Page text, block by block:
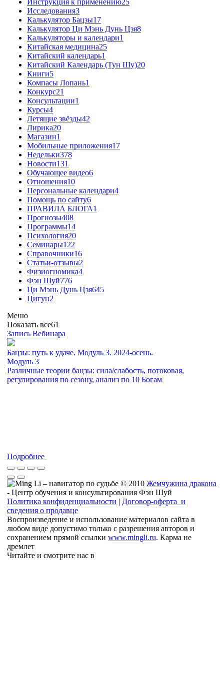
Инструкция к применению25
Исследования3
Калькулятор Бацзы17
Калькулятор Ци Мэнь Дунь Цзя8
Калькуляторы и календари1
Китайская медицина25
Китайский календарь1
Китайский Календарь (Тун Шу)20
Книги5
Компасы Лопань1
Конкурс21
Консультации1
Курсы4
Летящие звёзды42
Лирика20
Магазин1
Мобильные приложения17
Недельки378
Новости131
Обучающее видео6
Отношения10
Персональные календари4
Помощь по сайту6
ПРАВИЛА БЛОГА1
Прогнозы408
Программы14
Психология20
Семинары122
Справочники16
Статьи-отзывы2
Физиогномика4
Фэн Шуй776
Ци Мэнь Дунь Цзя645
Цигун2
Меню
Показать все61
Запись Вебинара
Бацзы: путь к удаче. Модуль 3. 2024-осень.
Модуль 3
Различные теории бацзы: сила/слабость, потоковая,
регулирования по сезону, анализ по 10 Богам
Подробнее
© 2010 Жемчужина дракона
- Центр обучения и консультирования Фэн Шуй
Политика конфиденциальности | Договор-оферта и
сведения о продавце
Воспроизведение и использование материалов сайта в
любом виде допустимо только с разрешения авторов и
сохранением прямой ссылки www.mingli.ru. Карма не
дремлет
Читайте и смотрите нас в